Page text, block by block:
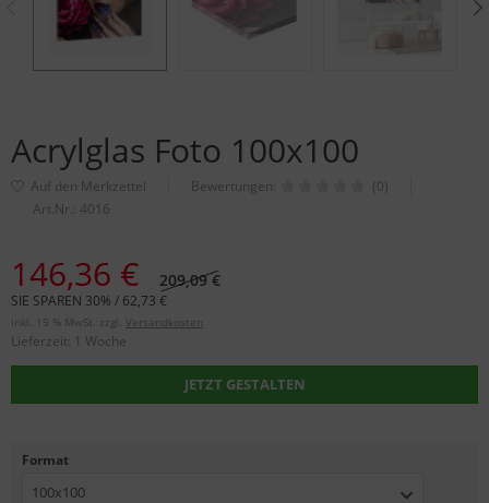
Acrylglas Foto 100x100
Bewertungen:
(0)
Art.Nr.: 4016
146,36 € 209,09 €
SIE SPAREN 30% / 62,73 €
inkl. 19 % MwSt. zzgl. Versandkosten
Lieferzeit: 1 Woche
JETZT GESTALTEN
Format
100x100